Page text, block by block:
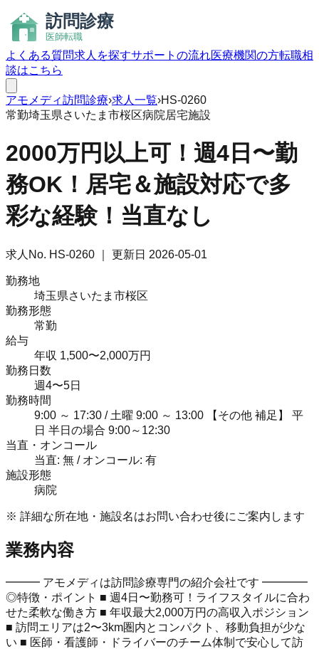
よくある質問求人を探すサポートの流れ医療機関の方転職相
談はこちら
アモメディ訪問診療›求人一覧›HS-0260
常勤埼玉県さいたま市桜区病院居宅施設
2000万円以上可！週4日〜勤
務OK！居宅＆施設対応で多
彩な経験！当直なし
求人No. HS-0260 ｜ 更新日 2026-05-01
勤務地
埼玉県さいたま市桜区
勤務形態
常勤
給与
年収 1,500〜2,000万円
勤務日数
週4〜5日
勤務時間
9:00 ～ 17:30 / 土曜 9:00 ～ 13:00 【その他 補足】 平
日 半日の場合 9:00～12:30
当直・オンコール
当直: 無 / オンコール: 有
施設形態
病院
※ 詳細な所在地・施設名はお問い合わせ後にご案内します
業務内容
━━━ アモメディは訪問診療専門の紹介会社です ━━━━
◎特徴・ポイント ■ 週4日〜勤務可！ライフスタイルに合わ
せた柔軟な働き方 ■ 年収最大2,000万円の高収入ポジション
■ 訪問エリアは2〜3km圏内とコンパクト、移動負担が少な
い ■ 医師・看護師・ドライバーのチーム体制で安心して訪